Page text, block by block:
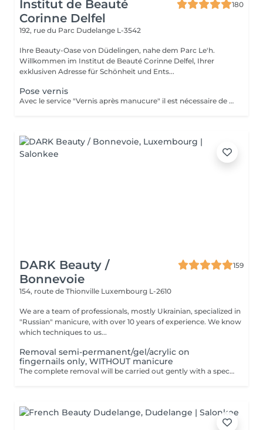
Institut de Beauté
Corinne Delfel
180
192, rue du Parc Dudelange L-3542
Ihre Beauty-Oase von Düdelingen, nahe dem Parc Le'h.
Willkommen im Institut de Beauté Corinne Delfel, Ihrer
exklusiven Adresse für Schönheit und Ents...
Pose vernis
Avec le service "Vernis après manucure" il est nécessaire de réserver également le service "Manucure". Dans le service "Standart" le nettoyage des cuticules est compris.
DARK Beauty /
Bonnevoie
159
154, route de Thionville Luxembourg L-2610
We are a team of professionals, mostly Ukrainian, specialized in
"Russian" manicure, with over 10 years of experience. We know
which techniques to us...
Removal semi-permanent/gel/acrylic on
fingernails only, WITHOUT manicure
The complete removal will be carried out gently with a special nail drill bit. Included in the service : Shape and file nails.